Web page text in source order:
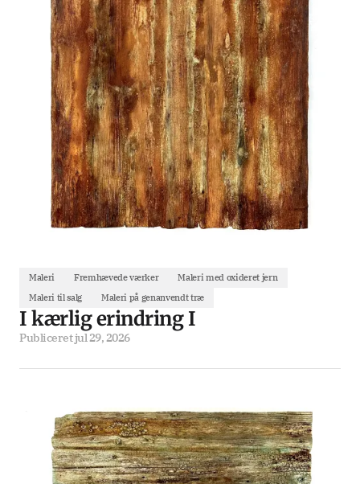
Maleri Fremhævede værker
Maleri med oxideret jern
Maleri til salg
Maleri på genanvendt træ
I kærlig erindring I
Publiceretjul 29, 2026